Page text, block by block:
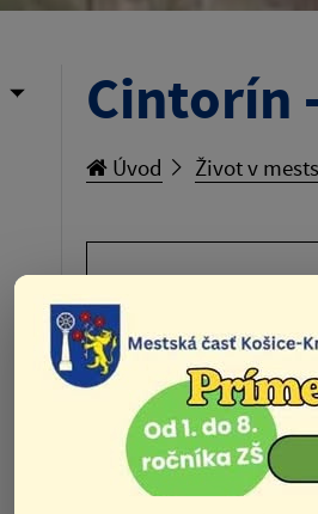
Cintorín
Úvod Život v
NÁJOMCA
Perun Dávid
Hegedüšová Zuzana
Saláková Jolana